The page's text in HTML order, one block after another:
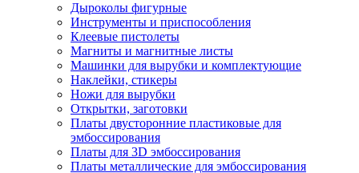
Дыроколы фигурные
Инструменты и приспособления
Клеевые пистолеты
Магниты и магнитные листы
Машинки для вырубки и комплектующие
Наклейки, стикеры
Ножи для вырубки
Открытки, заготовки
Платы двусторонние пластиковые для
эмбоссирования
Платы для 3D эмбоссирования
Платы металлические для эмбоссирования